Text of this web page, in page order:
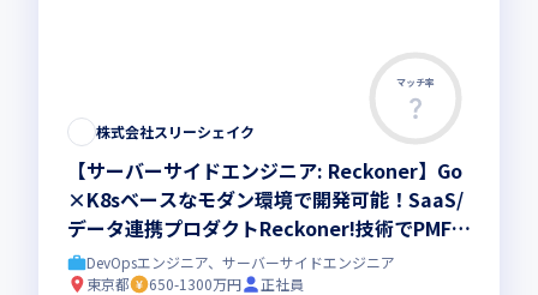
マッチ率
株式会社スリーシェイク
【サーバーサイドエンジニア: Reckoner】Go
×K8sベースなモダン環境で開発可能！SaaS/
データ連携プロダクトReckoner!技術でPMFを
目指すコアエンジニアを募集!
DevOpsエンジニア、サーバーサイドエンジニア
東京都
650-1300万円
正社員